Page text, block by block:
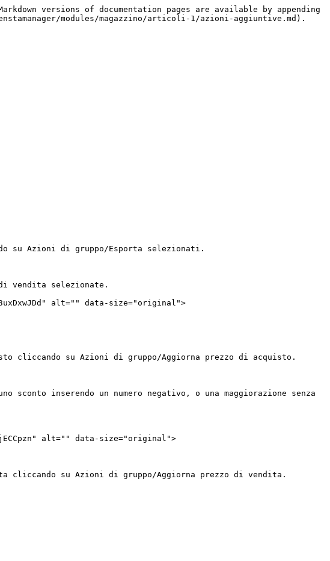
versions of documentation pages are available by appending
modules/magazzino/articoli-1/azioni-aggiuntive.md).
su Azioni di gruppo/Esporta selezionati.
vendita selezionate.
alt="" data-size="original">
cliccando su Azioni di gruppo/Aggiorna prezzo di acquisto.
inserendo un numero negativo, o una maggiorazione senza
alt="" data-size="original">
su Azioni di gruppo/Aggiorna prezzo di vendita.